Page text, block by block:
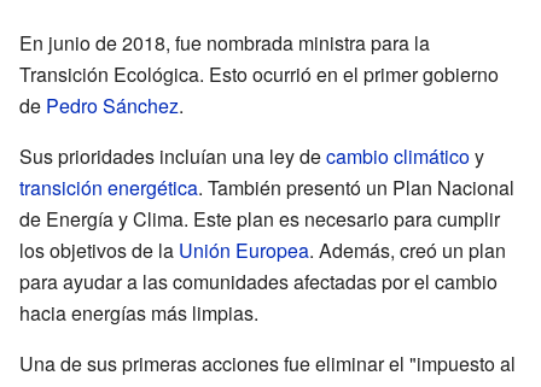
En junio de 2018, fue nombrada ministra para la
Transición Ecológica. Esto ocurrió en el primer gobierno
de Pedro Sánchez.
Sus prioridades incluían una ley decambio climáticoy
transición energética. También presentó un Plan Nacional
de Energía y Clima. Este plan es necesario para cumplir
los objetivos de la Unión Europea. Además, creó un plan
para ayudar a las comunidades afectadas por el cambio
hacia energías más limpias.
Una de sus primeras acciones fue eliminar el "impuesto al